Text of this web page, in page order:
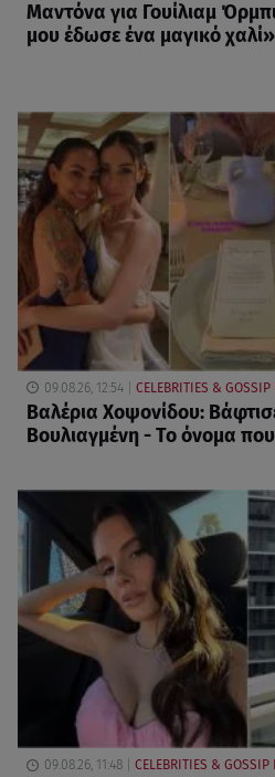
Μαντόνα για Γουίλιαμ
μου έδωσε ένα μαγικό χαλί»
09.08.26, 12:54 CELEBRITIES &
Βαλέρια Χοψονίδου:
Βουλιαγμένη - Το όνομα
09.08.26, 11:48 CELEBRITIES &